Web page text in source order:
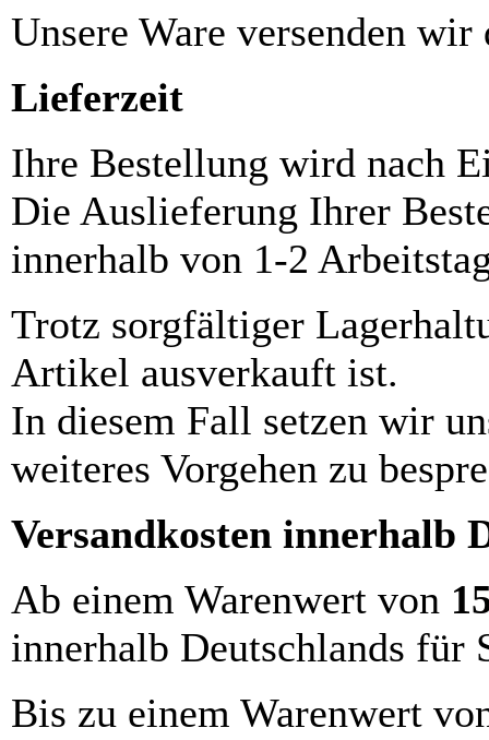
Unsere Ware versenden
Lieferzeit
Ihre Bestellung wird nach
Die Auslieferung Ihrer
innerhalb von 1-2
Trotz sorgfältiger
Artikel ausverkauft ist.
In diesem Fall setzen wir
weiteres Vorgehen zu
Versandkosten innerhalb
Ab einem Warenwert von
innerhalb Deutschlands für
Bis zu einem Warenwert